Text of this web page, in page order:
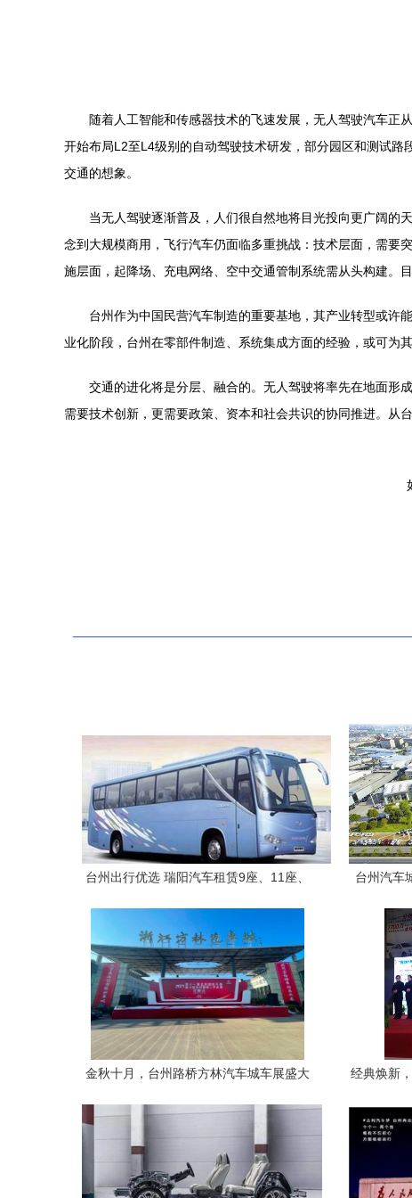
随着人工智能和传感器技术的飞速发展，无人驾驶汽车正
开始布局L2至L4级别的自动驾驶技术研发，部分园区和测试
交通的想象。
当无人驾驶逐渐普及，人们很自然地将目光投向更广阔
念到大规模商用，飞行汽车仍面临多重挑战：技术层面，需要
施层面，起降场、充电网络、空中交通管制系统需从头构建。
台州作为中国民营汽车制造的重要基地，其产业转型或许
业化阶段，台州在零部件制造、系统集成方面的经验，或可为
交通的进化将是分层、融合的。无人驾驶将率先在地面形
需要技术创新，更需要政策、资本和社会共识的协同推进。从
台州出行优选 瑞阳汽车租赁9座、11座、
台州汽车
金秋十月，台州路桥方林汽车城车展盛大
经典焕新